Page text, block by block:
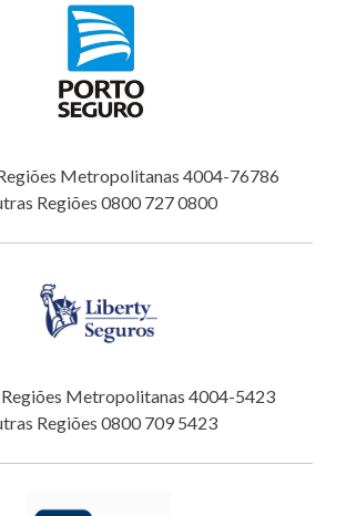
Metropolitanas 4004-76786
Regiões 0800 727 0800
Metropolitanas 4004-5423
Regiões 0800 709 5423